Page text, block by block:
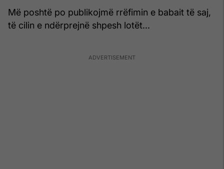
Më poshtë po publikojmë rrëfimin e babait të saj,
të cilin e ndërprejnë shpesh lotët...